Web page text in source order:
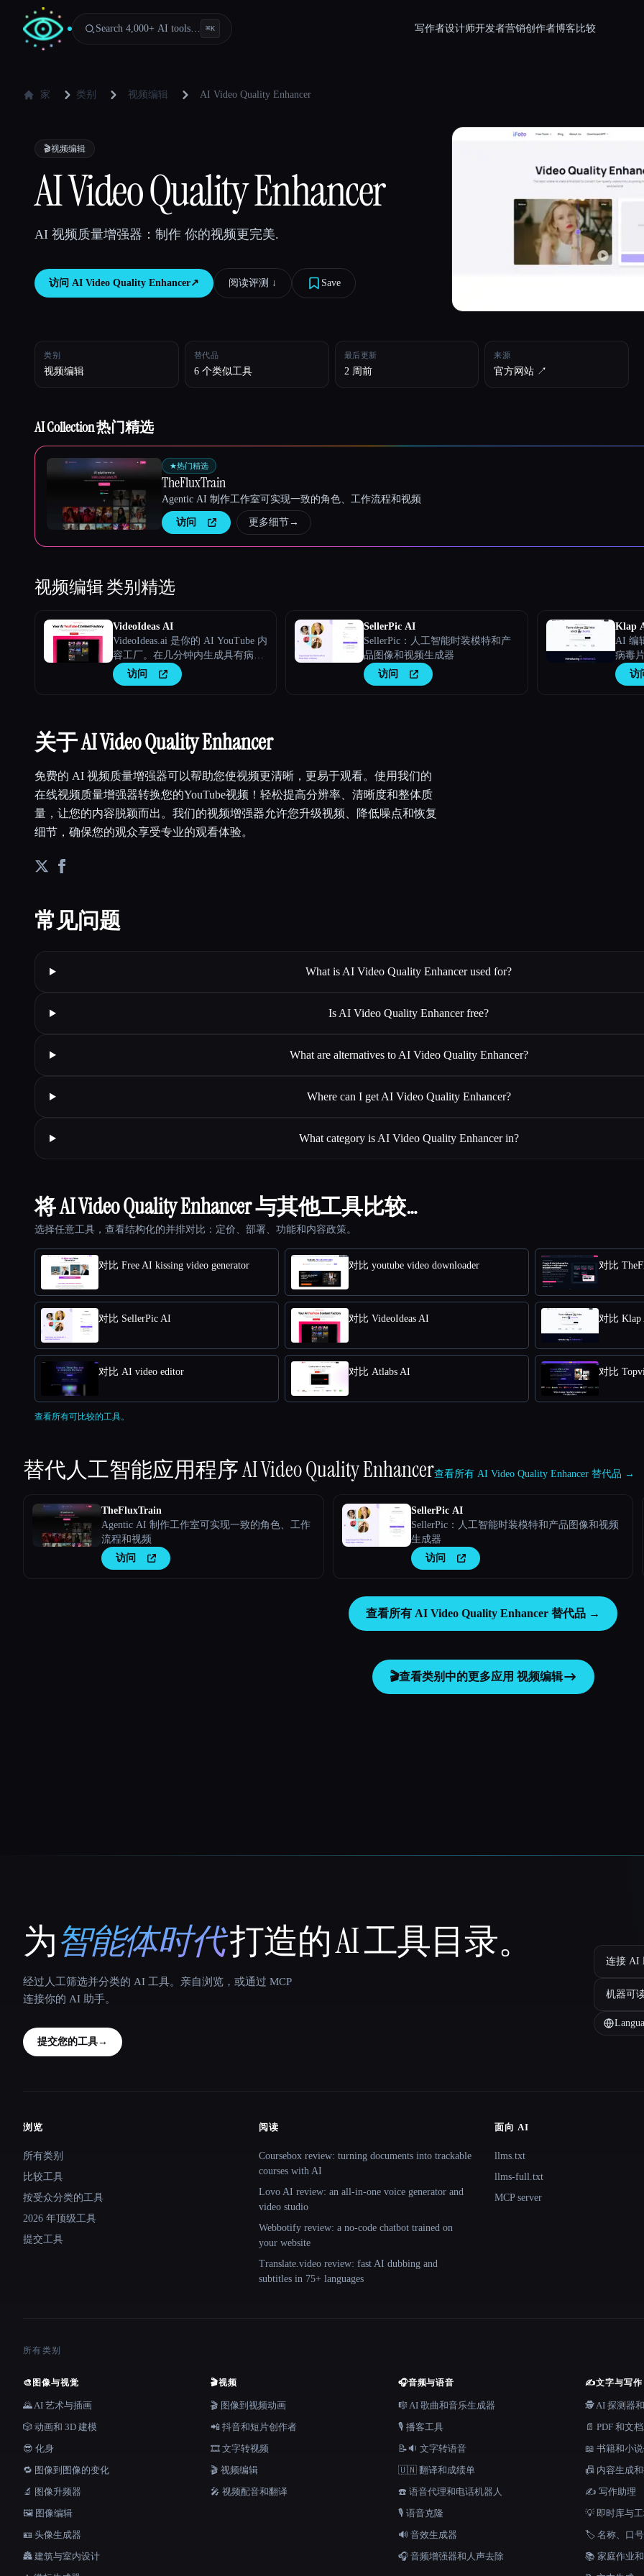
Search 4,000+ AI tools… ⌘K 写作者设计师开发者营销创作者博客 比较
家 类别 视频编辑 AI Video Quality Enhancer
🎬视频编辑
AI Video Quality Enhancer
AI 视频质量增强器：制作 你的视频更完美.
访问 AI Video Quality Enhancer↗︎ 阅读评测 ↓︎ Save
类别
视频编辑
替代品
6 个类似工具
最后更新
2 周前
来源
官方网站 ↗︎
AI Collection 热门精选
★热门精选
TheFluxTrain
Agentic AI 制作工作室可实现一致的角色、工作流程和视频
访问 更多细节→
视频编辑类别精选
VideoIdeas AI
VideoIdeas.ai 是你的 AI YouTube 内
容工厂。在几分钟内生成具有病毒
价值的脚本、新鲜的视频创意和引
人入胜的内容。
访问
SellerPic AI
SellerPic：人工智能时装模特和产
品图像和视频生成器
访问
Klap
AI 编
病毒
访
关于 AI Video Quality Enhancer
免费的 AI 视频质量增强器可以帮助您使视频更清晰，更易于观看。使用我们的
在线视频质量增强器转换您的YouTube视频！轻松提高分辨率、清晰度和整体质
量，让您的内容脱颖而出。我们的视频增强器允许您升级视频、降低噪点和恢复
细节，确保您的观众享受专业的观看体验。
常见问题
What is AI Video Quality Enhancer used for?
Is AI Video Quality Enhancer free?
What are alternatives to AI Video Quality Enhancer?
Where can I get AI Video Quality Enhancer?
What category is AI Video Quality Enhancer in?
将 AI Video Quality Enhancer 与其他工具比较…
选择任意工具，查看结构化的并排对比：定价、部署、功能和内容政策。
对比 Free AI kissing video generator 对比 youtube video downloader 对比
对比 SellerPic AI 对比 VideoIdeas AI 对比 Klap
对比 AI video editor 对比 Atlabs AI 对比
查看所有可比较的工具。
替代人工智能应用程序AI Video Quality Enhancer查看所有 AI Video Quality Enhancer 替代品 →
TheFluxTrain
Agentic AI 制作工作室可实现一致的角色、工作
流程和视频
访问
SellerPic AI
SellerPic：人工智能时装模特和产品图像和视频
生成器
访问
查看所有 AI Video Quality Enhancer 替代品 →
🎬查看类别中的更多应用 视频编辑
That AI Collection
为智能体时代打造的 AI 工具目录。
经过人工筛选并分类的 AI 工具。亲自浏览，或通过 MCP
连接你的 AI 助手。
提交您的工具→
连接 AI
机器可
Site navigation
浏览
所有类别
比较工具
按受众分类的工具
2026 年顶级工具
提交工具
阅读
Coursebox review: turning documents into trackable
courses with AI
Lovo AI review: an all-in-one voice generator and
video studio
Webbotify review: a no-code chatbot trained on
your website
Translate.video review: fast AI dubbing and
subtitles in 75+ languages
面向 AI
llms.txt
llms-full.txt
MCP server
所有类别
🎨 图像与视觉
🌄 AI 艺术与插画
🎲 动画和 3D 建模
😎 化身
🔁 图像到图像的变化
🔬 图像升频器
🖼️ 图像编辑
🪪 头像生成器
🏯 建筑与室内设计
🎬视频
🎬 图像到视频动画
📲 抖音和短片创作者
🎞️ 文字转视频
🎬 视频编辑
🎤 视频配音和翻译
🎧音频与语音
🎼 AI 歌曲和音乐生成器
🎙️ 播客工具
📝🔉 文字转语音
🇺🇳 翻译和成绩单
☎️ 语音代理和电话机器人
🎙️ 语音克隆
🔊 音效生成器
🎧 音频增强器和人声去除
✍️文字与写作
🕵️ AI 探测器
📄 PDF 和文
📖 书籍和小
📠 内容生成
✍️ 写作助理
💡 即时库与
🏷️ 名称、口
📚 家庭作业